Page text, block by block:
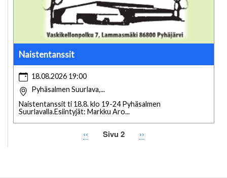
Naistentanssit
18.08.2026 19:00
Pyhäsalmen Suurlava,...
Naistentanssit ti 18.8. klo 19-24 Pyhäsalmen
Suurlavalla.Esiintyjät: Markku Aro...
Edellinen
‹‹ Sivu 2
Seuraava
››